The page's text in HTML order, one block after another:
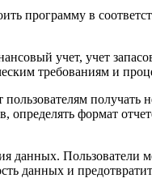
программу в
учет, учет
требованиям и
пользователям
формат
Пользователи
данных и